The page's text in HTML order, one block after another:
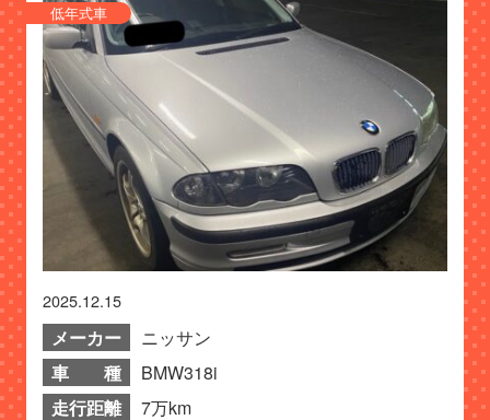
低年式車
2025.12.15
メーカー
ニッサン
車 種
BMW318i
走行距離
7万km